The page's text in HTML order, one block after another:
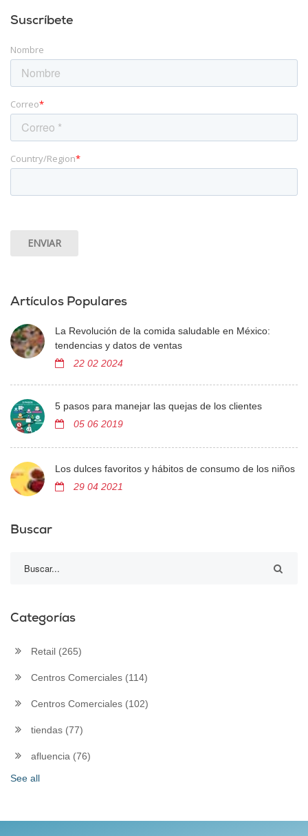
Suscríbete
Nombre
Correo*
Country/Region*
Artículos Populares
La Revolución de la comida saludable en México:
tendencias y datos de ventas
22 02 2024
5 pasos para manejar las quejas de los clientes
05 06 2019
Los dulces favoritos y hábitos de consumo de los niños
29 04 2021
Buscar
Categorías
Retail (265)
Centros Comerciales (114)
Centros Comerciales (102)
tiendas (77)
afluencia (76)
See all